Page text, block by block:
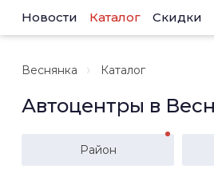
Новости Каталог Скидки
Веснянка Каталог
Автоцентры в
Район